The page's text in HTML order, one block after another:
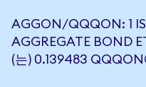
AGGON/QQQON: 1
AGGREGATE BOND
(는) 0.139483